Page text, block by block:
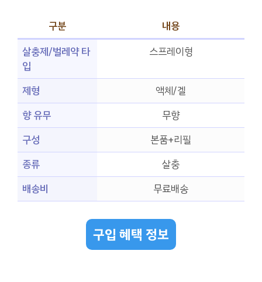
구분
내용
살충제/벌레약 타
입
스프레이형
제형
액체/겔
향 유무
무향
구성
본품+리필
종류
살충
배송비
무료배송
구입 혜택 정보